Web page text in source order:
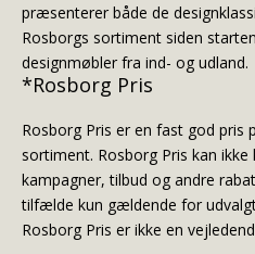
præsenterer både de
Rosborgs sortiment siden
designmøbler fra ind- og udland.
*Rosborg Pris
Rosborg Pris er en fast god pris
sortiment. Rosborg Pris kan
kampagner, tilbud og andre
tilfælde kun gældende for
Rosborg Pris er ikke en